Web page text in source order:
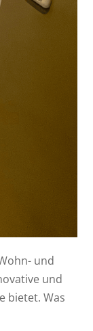
und
und
bietet. Was